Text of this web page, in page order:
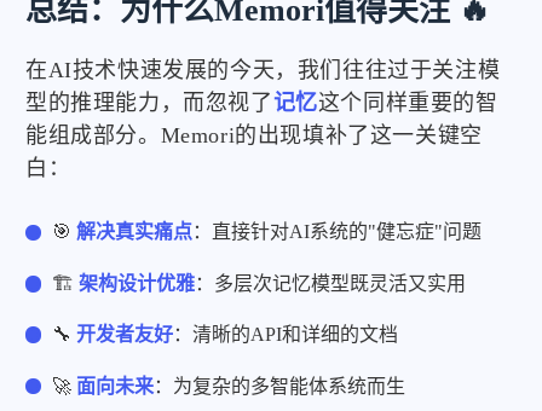
总结：为什么Memori值得关注 🔥
在AI技术快速发展的今天，我们往往过于关注模
型的推理能力，而忽视了记忆这个同样重要的智
能组成部分。Memori的出现填补了这一关键空
白：
🎯解决真实痛点：直接针对AI系统的"健忘症"问题
🏗️架构设计优雅：多层次记忆模型既灵活又实用
🔧开发者友好：清晰的API和详细的文档
🚀 面向未来：为复杂的多智能体系统而生